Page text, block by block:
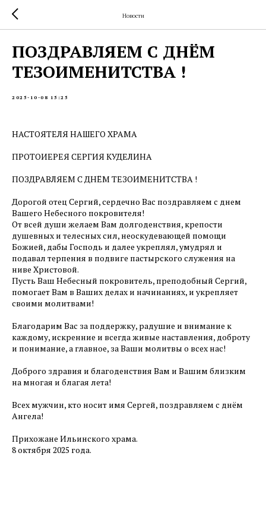
Новости
ПОЗДРАВЛЯЕМ С ДНЁМ
ТЕЗОИМЕНИТСТВА !
2025-10-08 15:25
НАСТОЯТЕЛЯ НАШЕГО ХРАМА
ПРОТОИЕРЕЯ СЕРГИЯ КУДЕЛИНА
ПОЗДРАВЛЯЕМ С ДНЁМ ТЕЗОИМЕНИТСТВА !
Дорогой отец Сергий, сердечно Вас поздравляем с днем
Вашего Небесного покровителя!
От всей души желаем Вам долгоденствия, крепости
душевных и телесных сил, неоскудевающей помощи
Божией, дабы Господь и далее укреплял, умудрял и
подавал терпения в подвиге пастырского служения на
ниве Христовой.
Пусть Ваш Небесный покровитель, преподобный Сергий,
помогает Вам в Ваших делах и начинаниях, и укрепляет
своими молитвами!
Благодарим Вас за поддержку, радушие и внимание к
каждому, искренние и всегда живые наставления, доброту
и понимание, а главное, за Ваши молитвы о всех нас!
Доброго здравия и благоденствия Вам и Вашим близким
на многая и благая лета!
Всех мужчин, кто носит имя Сергей, поздравляем с днём
Ангела!
Прихожане Ильинского храма.
8 октября 2025 года.